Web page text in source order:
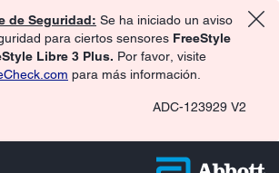
de Seguridad: Se ha iniciado un aviso
para ciertos sensores FreeStyle
Libre 3 Plus. Por favor, visite
para más información.
ADC-123929 V2